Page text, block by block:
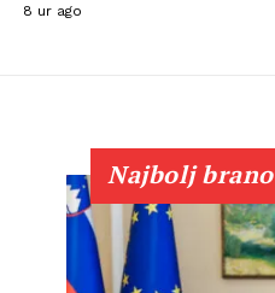
8 ur ago
Najbolj brano